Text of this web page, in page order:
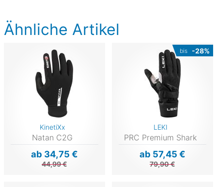
Ähnliche Artikel
KinetiXx
Natan C2G
ab 34,75 €
44,99 €
bis -28%
LEKI
PRC Premium Shark
ab 57,45 €
79,90 €